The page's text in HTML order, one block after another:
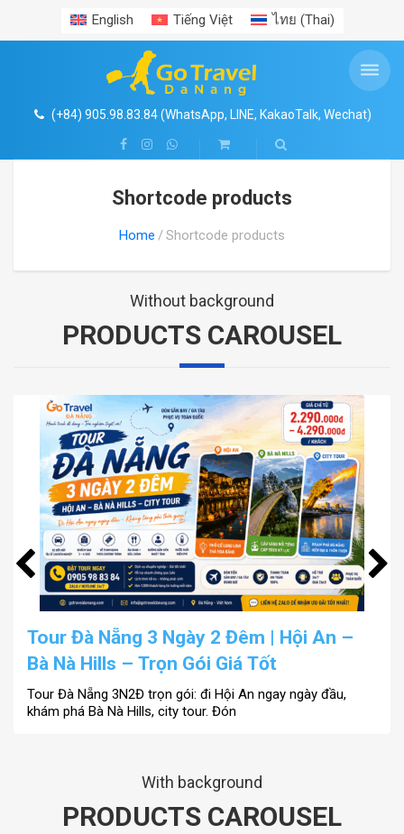
English Tiếng Việt ไทย (Thai)
(+84) 905.98.83.84 (WhatsApp, LINE, KakaoTalk, Wechat)
Shortcode products
Home Shortcode products
Without background
PRODUCTS CAROUSEL
Tour Đà Nẵng 3 Ngày 2 Đêm | Hội An –
Bà Nà Hills – Trọn Gói Giá Tốt
Tour Đà Nẵng 3N2Đ trọn gói: đi Hội An ngay ngày đầu,
khám phá Bà Nà Hills, city tour. Đón
With background
PRODUCTS CAROUSEL
TOUR HÀNG NGÀY
BÀ NÀ HILLS
VIN WONDERS NAM HỘI AN
CÔNG VIÊN NƯỚC MIKAZUKI
NGŨ HÀNH SƠN- HỘI AN
LINH ỨNG- SƠN TRÀ -NGŨ HÀNH SƠN
RỪNG DỪA BẢY MẪU- HỘI AN
CỐ ĐÔ HUẾ
CÙ LAO CHÀM
TOUR TRONG NƯỚC
MIỀN BẮC 5
MIỀN TRUNG 7
5
MIỀN BẮC
HÀ NỘI CITYTOUR
HẠ LONG – SAPA
NINH BÌNH – TAM CỐC – BÍCH ĐỘNG
MAI CHÂU – MỘC CHÂU
MIỀN TRUNG
CỐ ĐÔ HUẾ
QUẢNG BÌNH – ĐỘNG PHONG NHA – ĐỘNG THIÊN ĐƯỜNG
NHA TRANG – ĐÀ LẠT
MĂNG ĐEN
MIỀN NAM
PHÚ QUỐC
HỒ CHÍ MINH (SÀI GÒN)
TOUR NƯỚC NGOÀI
TOUR ĐÔNG NAM Á 4
CHÂU Á 5
CHÂU PHI
TOUR ĐÔNG NAM Á
LÀO
SINGAPORE
CHÂU Á
HÀN QUỐC
NHẬT BẢN
THUÊ XE
MIỀN BẮC 1
MIỀN TRUNG- ĐÀ NẴNG- HỘI AN- BÀ NÀ HILLS- CỐ ĐÔ HUẾ
4
MIỀN BẮC
HÀ NỘI – CAO BẰNG – HÀ GIANG – HÀ NỘI
MIỀN NAM
MŨI NÉ – NINH THUẬN – BÌNH THUẬN
NHA TRANG – ĐÀ LẠT
SÀI GÒN – CỦ CHI
THÔNG TIN DU LỊCH
TIN TỨC
KINH NGHIỆM DU LỊCH
Shop
VÉ THAM QUAN TOÀN QUỐC 4
VÉ THAM QUAN TOÀN QUỐC
HÀ NỘI VÀ LÂN CẬN
HỒ CHÍ MINH VÀ LÂN CẬN
NHA TRANG – ĐÀ LẠT
Search